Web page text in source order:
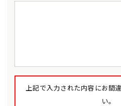
上記で入力された内容にお間
い。